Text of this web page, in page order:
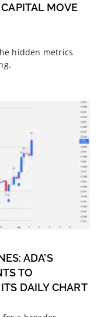
MOVE
hidden metrics
ADA’S
TO
DAILY CHART